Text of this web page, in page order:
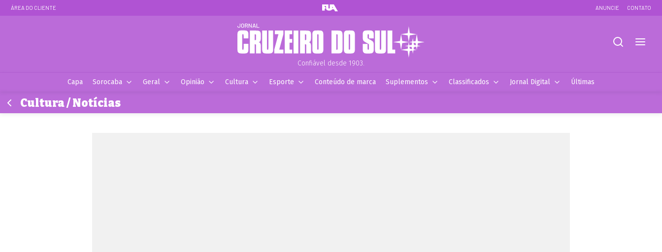
ÁREA DO CLIENTE ANUNCIE CONTATO
Confiável desde 1903.
Capa Sorocaba Geral Opinião Cultura Esporte Conteúdo de marca Suplementos Classificados Jornal Digital Últimas
Cultura / Notícias